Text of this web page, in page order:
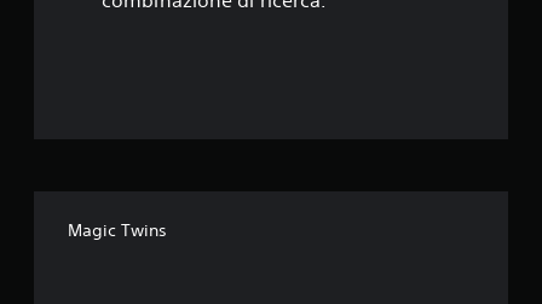
Magic Twins